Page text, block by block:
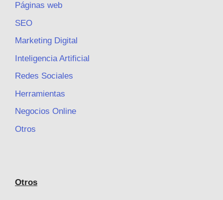
Páginas web
SEO
Marketing Digital
Inteligencia Artificial
Redes Sociales
Herramientas
Negocios Online
Otros
Otros